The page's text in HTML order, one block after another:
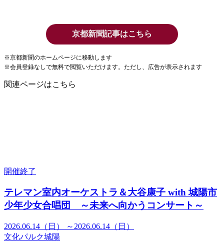
京都新聞記事はこちら
※京都新聞のホームページに移動します
※会員登録なしで無料で閲覧いただけます。ただし、広告が表示されます
関連ページはこちら
開催終了
テレマン室内オーケストラ＆大谷康子 with 城陽市
少年少女合唱団 ～未来へ向かうコンサート～
2026.06.14（日） ～2026.06.14（日）
文化パルク城陽